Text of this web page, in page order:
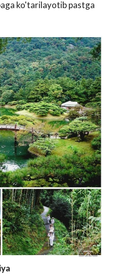
ko'tarilayotib pastga